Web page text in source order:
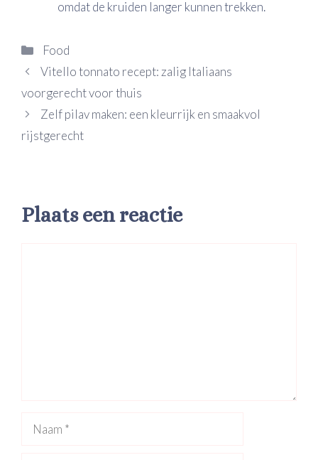
omdat de kruiden langer kunnen trekken.
Categorieën
Food
Vitello tonnato recept: zalig Italiaans
voorgerecht voor thuis
Zelf pilav maken: een kleurrijk en smaakvol
rijstgerecht
Plaats een reactie